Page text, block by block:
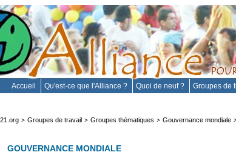
Accueil Qu'est-ce que l'Alliance ? Quoi de neuf ? Groupes de
> Groupes de travail > Groupes thématiques > Gouvernance mondiale
GOUVERNANCE MONDIALE